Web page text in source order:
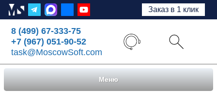
Заказ в 1 клик
8 (499) 67-333-75
+7 (967) 051-90-52
task@MoscowSoft.com
Меню